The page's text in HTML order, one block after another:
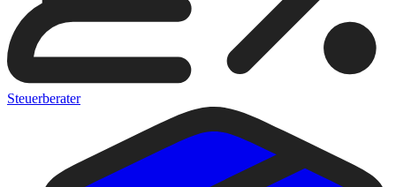
Steuerberater